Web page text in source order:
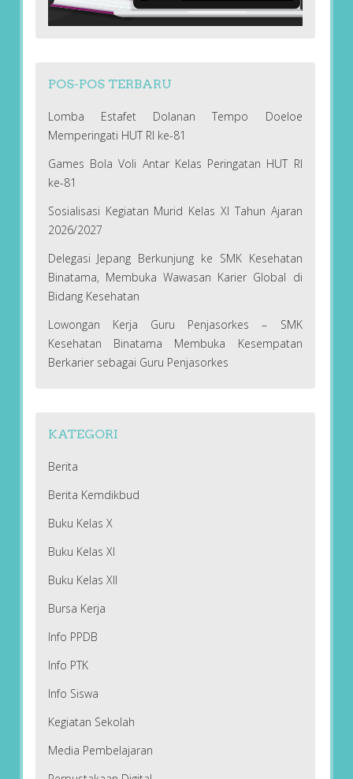
POS-POS TERBARU
Lomba Estafet Dolanan Tempo Doeloe
Memperingati HUT RI ke-81
Games Bola Voli Antar Kelas Peringatan HUT RI
ke-81
Sosialisasi Kegiatan Murid Kelas XI Tahun Ajaran
2026/2027
Delegasi Jepang Berkunjung ke SMK Kesehatan
Binatama, Membuka Wawasan Karier Global di
Bidang Kesehatan
Lowongan Kerja Guru Penjasorkes – SMK
Kesehatan Binatama Membuka Kesempatan
Berkarier sebagai Guru Penjasorkes
KATEGORI
Berita
Berita Kemdikbud
Buku Kelas X
Buku Kelas XI
Buku Kelas XII
Bursa Kerja
Info PPDB
Info PTK
Info Siswa
Kegiatan Sekolah
Media Pembelajaran